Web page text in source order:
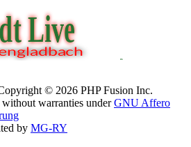
© 2026 PHP Fusion Inc.
without warranties underGNU Affero
by MG-RY